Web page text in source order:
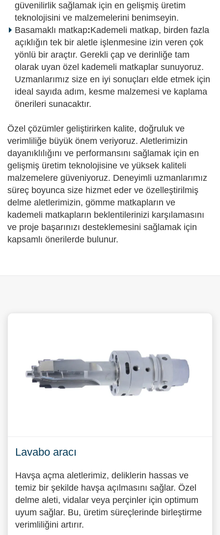
güvenilirlik sağlamak için en gelişmiş üretim
teknolojisini ve malzemelerini benimseyin.
Basamaklı matkap:Kademeli matkap, birden fazla
açıklığın tek bir aletle işlenmesine izin veren çok
yönlü bir araçtır. Gerekli çap ve derinliğe tam
olarak uyan özel kademeli matkaplar sunuyoruz.
Uzmanlarımız size en iyi sonuçları elde etmek için
ideal sayıda adım, kesme malzemesi ve kaplama
önerileri sunacaktır.
Özel çözümler geliştirirken kalite, doğruluk ve
verimliliğe büyük önem veriyoruz. Aletlerimizin
dayanıklılığını ve performansını sağlamak için en
gelişmiş üretim teknolojisine ve yüksek kaliteli
malzemelere güveniyoruz. Deneyimli uzmanlarımız
süreç boyunca size hizmet eder ve özelleştirilmiş
delme aletlerimizin, gömme matkapların ve
kademeli matkapların beklentilerinizi karşılamasını
ve proje başarınızı desteklemesini sağlamak için
kapsamlı önerilerde bulunur.
Lavabo aracı
Havşa açma aletlerimiz, deliklerin hassas ve
temiz bir şekilde havşa açılmasını sağlar. Özel
delme aleti, vidalar veya perçinler için optimum
uyum sağlar. Bu, üretim süreçlerinde birleştirme
verimliliğini artırır.